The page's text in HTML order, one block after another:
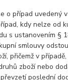
případ uvedený v
kdy nelze od
s ustanovením §
smlouvy
přičemž v
zboží nebo
poslední